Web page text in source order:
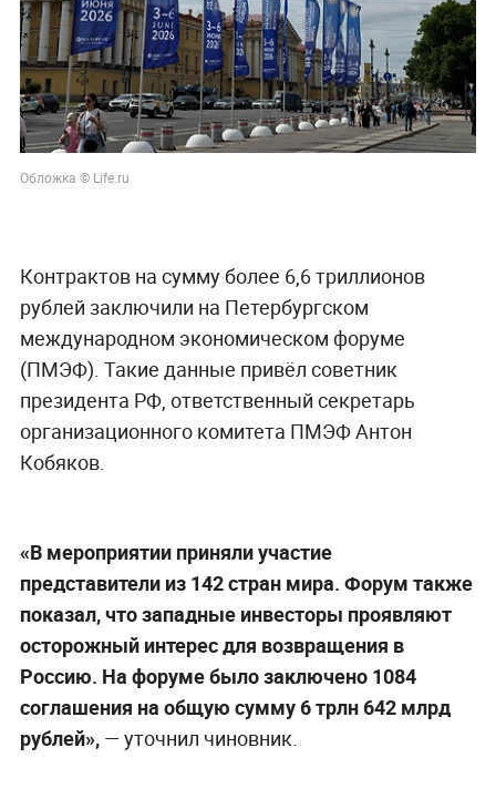
Обложка © Life.ru
Контрактов на сумму более 6,6 триллионов
рублей заключили на Петербургском
международном экономическом форуме
(ПМЭФ). Такие данные привёл советник
президента РФ, ответственный секретарь
организационного комитета ПМЭФ Антон
Кобяков.
«В мероприятии приняли участие
представители из 142 стран мира. Форум также
показал, что западные инвесторы проявляют
осторожный интерес для возвращения в
Россию. На форуме было заключено 1084
соглашения на общую сумму 6 трлн 642 млрд
рублей», — уточнил чиновник.